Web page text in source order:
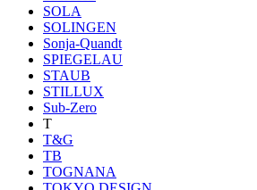
SOLA
SOLINGEN
Sonja-Quandt
SPIEGELAU
STAUB
STILLUX
Sub-Zero
T
T&G
TB
TOGNANA